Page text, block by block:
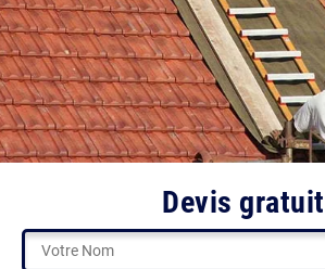
Devis gratuit